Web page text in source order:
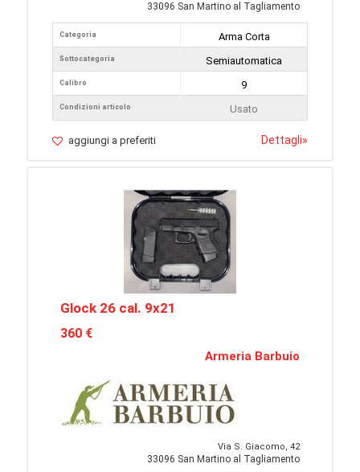
33096 San Martino al Tagliamento
Categoria
Sottocategoria
Calibro
Condizioni articolo
Arma Corta
Semiautomatica
9
Usato
aggiungi a preferiti Dettagli»
Glock 26 cal. 9x21
360 €
Armeria Barbuio
Via S. Giacomo, 42
33096 San Martino al Tagliamento